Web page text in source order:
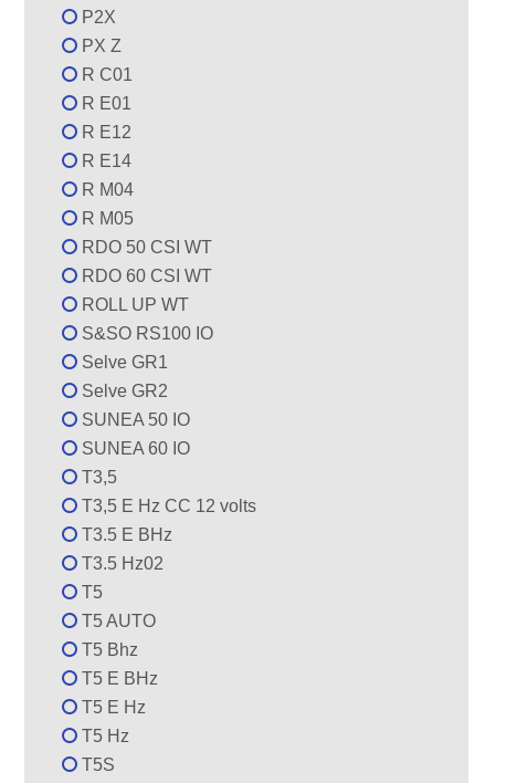
P2X
PX Z
R C01
R E01
R E12
R E14
R M04
R M05
RDO 50 CSI WT
RDO 60 CSI WT
ROLL UP WT
S&SO RS100 IO
Selve GR1
Selve GR2
SUNEA 50 IO
SUNEA 60 IO
T3,5
T3,5 E Hz CC 12 volts
T3.5 E BHz
T3.5 Hz02
T5
T5 AUTO
T5 Bhz
T5 E BHz
T5 E Hz
T5 Hz
T5S